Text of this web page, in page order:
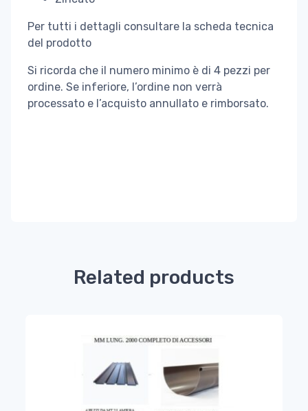
Per tutti i dettagli consultare la scheda tecnica
del prodotto
Si ricorda che il numero minimo è di 4 pezzi per
ordine. Se inferiore, l’ordine non verrà
processato e l’acquisto annullato e rimborsato.
Related products